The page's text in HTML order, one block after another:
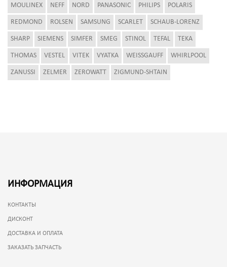
MOULINEX NEFF NORD PANASONIC PHILIPS POLARIS
REDMOND ROLSEN SAMSUNG SCARLET SCHAUB-LORENZ
SHARP SIEMENS SIMFER SMEG STINOL TEFAL TEKA
THOMAS VESTEL VITEK VYATKA WEISSGAUFF WHIRLPOOL
ZANUSSI ZELMER ZEROWATT ZIGMUND-SHTAIN
ИНФОРМАЦИЯ
КОНТАКТЫ
ДИСКОНТ
ДОСТАВКА И ОПЛАТА
ЗАКАЗАТЬ ЗАПЧАСТЬ